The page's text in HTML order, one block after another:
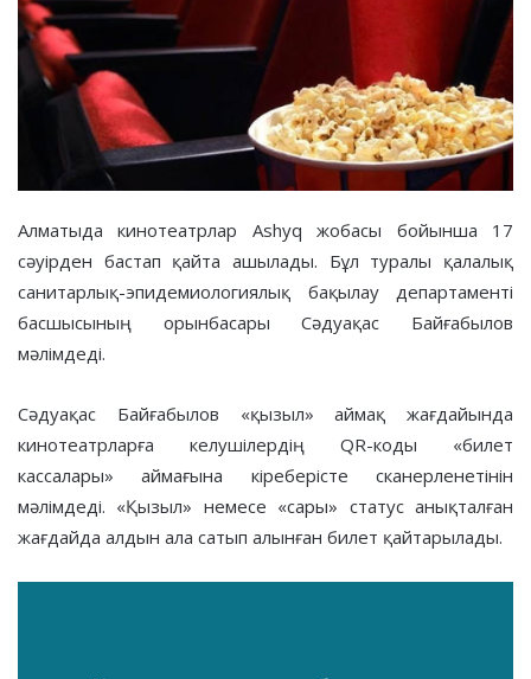
Алматыда кинотеатрлар Ashyq жобасы бойынша 17
сәуірден бастап қайта ашылады. Бұл туралы қалалық
санитарлық-эпидемиологиялық бақылау департаменті
басшысының орынбасары Сәдуақас Байғабылов
мәлімдеді.
Сәдуақас Байғабылов «қызыл» аймақ жағдайында
кинотеатрларға келушілердің QR-коды «билет
кассалары» аймағына кіреберісте сканерленетінін
мәлімдеді. «Қызыл» немесе «сары» статус анықталған
жағдайда алдын ала сатып алынған билет қайтарылады.